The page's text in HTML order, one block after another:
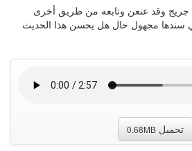
وقد عنعن وتابعه من طريق أخرى
سندها مجهول حال هل يحسن هذا الحديث
تحميل 0.68MB